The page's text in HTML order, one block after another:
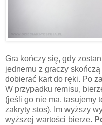
Gra kończy się, gdy
jednemu z graczy
dobierać kart do ręki. Po
W przypadku remisu,
(jeśli go nie ma, tasujemy
zakryty stos). Im wyższy
wyższej wartości bierze.